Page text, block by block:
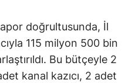
Kastamonu
Kayseri
doğrultusunda, İl
115 milyon 500 bin
Bu bütçeyle 2
kanal kazıcı, 2 adet